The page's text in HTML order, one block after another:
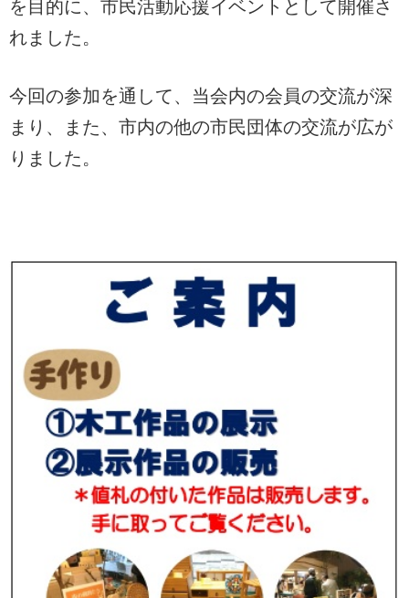
を目的に、市民活動応援イベントとして開催さ
れました。
今回の参加を通して、当会内の会員の交流が深
まり、また、市内の他の市民団体の交流が広が
りました。